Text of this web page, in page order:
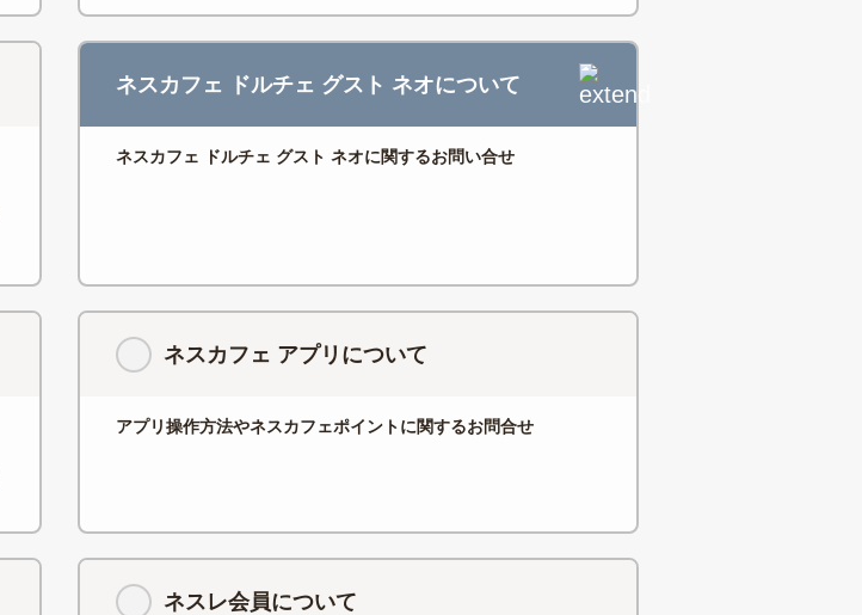
ネスカフェ ドルチェ グスト ネオについて
ネスカフェ ドルチェ グスト ネオに関するお問い合せ
ネスカフェ アプリについて
アプリ操作方法やネスカフェポイントに関するお問合せ
ネスレ会員について